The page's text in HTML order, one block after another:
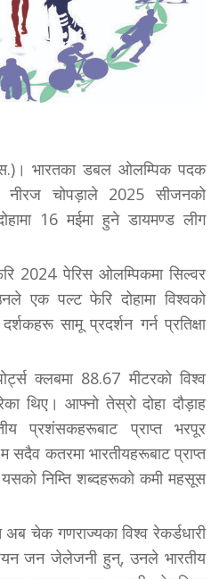
भारतका डबल ओलम्पिक पदक
चोपड़ाले 2025 सीजनको
16 मईमा हुने डायमण्ड लीग
2024 पेरिस ओलम्पिकमा सिल्वर
एक पल्ट फेरि दोहामा विश्वको
सामू प्रदर्शन गर्न प्रतिक्षा
क्लबमा 88.67 मीटरको विश्व
थिए। आफ्नो तेस्रो दोहा दौड़ाह
प्रशंसकहरूबाट प्राप्त भरपूर
कतरमा भारतीयहरूबाट प्राप्त
निम्ति शब्दहरूको कमी महसूस
चेक गणराज्यका विश्व रेकर्डधारी
जन जेलेजनी हुन्, उनले भारतीय